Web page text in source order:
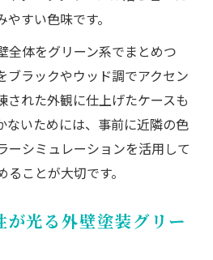
すい色味です。
全体をグリーン系でまとめつ
ブラックやウッド調でアクセン
された外観に仕上げたケースも
ないためには、事前に近隣の色
ーシミュレーションを活用して
ことが大切です。
が光る外壁塗装グリー